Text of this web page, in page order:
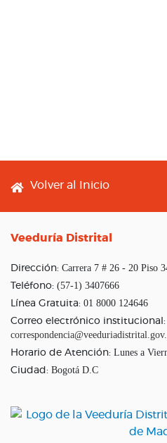
Footer menu
Volver al Inicio
Veeduría Distrital
Dirección: Carrera 7 # 26 - 20 Piso
Teléfono: (57-1) 3407666
Línea Gratuita: 01 8000 124646
Correo electrónico institucional:
Horario de Atención: Lunes a
Ciudad: Bogotá D.C